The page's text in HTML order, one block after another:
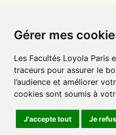
Gérer mes
Les Facultés Loyola Paris
traceurs pour assurer le
l’audience et améliorer
cookies sont soumis à
J'accepte tout Je